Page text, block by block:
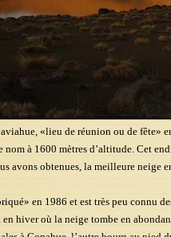
«lieu de réunion ou de fête»
nom à 1600 mètres d’altitude. Cet
avons obtenues, la meilleure neige
en 1986 et est très peu connu
hiver où la neige tombe en